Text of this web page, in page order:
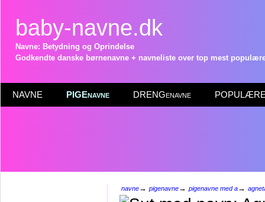
baby-navne.dk
Navne: Betydning og Oprindelse
Godkendte danske børnenavne + navneliste over top mest
NAVNE PIGEnavne DRENGenavne POPULÆRE
navne→ pigenavne→ pigenavne med a→